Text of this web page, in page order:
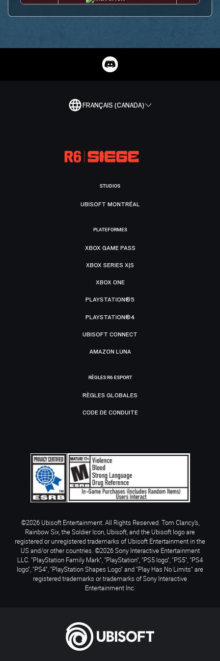
FRANÇAIS (CANADA)
STUDIOS
UBISOFT MONTRÉAL
PLATEFORMES
XBOX GAME PASS
XBOX SERIES X|S
XBOX ONE
PLAYSTATION®5
PLAYSTATION®4
UBISOFT CONNECT
AMAZON LUNA
RÈGLES R6 ESPORT
RÈGLES GLOBALES
CODE DE CONDUITE
©2026 Ubisoft Entertainment. All Rights Reserved. Tom Clancy’s,
Rainbow Six, the Soldier Icon, Ubisoft, and the Ubisoft logo are
registered or unregistered trademarks of Ubisoft Entertainment in the
US and/or other countries. ©2026 Sony Interactive Entertainment
LLC. "PlayStation Family Mark", "PlayStation", "PS5 logo", "PS5", "PS4
logo", "PS4", "PlayStation Shapes Logo" and "Play Has No Limits" are
registered trademarks or trademarks of Sony Interactive
Entertainment Inc.